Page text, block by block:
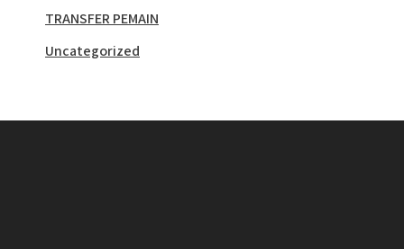
TRANSFER PEMAIN
Uncategorized